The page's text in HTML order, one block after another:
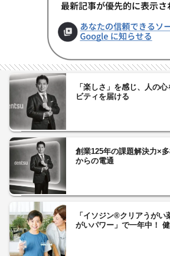
「楽しさ」を感じ、人の
ビティを届ける
創業125年の課題解決力×
からの電通
「イソジン®クリアうがい
がいパワー」で一年中！